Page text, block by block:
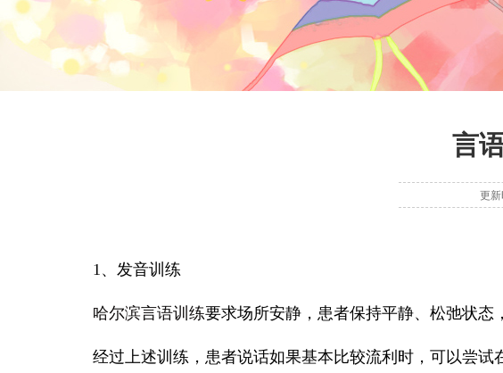
言
更新
1、发音训练
哈尔滨言语训练要求场所安静，患者保持平静、松弛状态
经过上述训练，患者说话如果基本比较流利时，可以尝